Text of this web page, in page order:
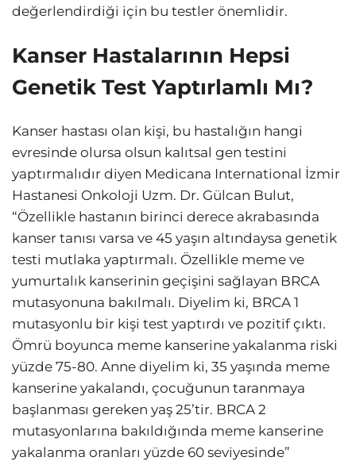
değerlendirdiği için bu testler önemlidir.
Kanser Hastalarının Hepsi
Genetik Test Yaptırlamlı Mı?
Kanser hastası olan kişi, bu hastalığın hangi
evresinde olursa olsun kalıtsal gen testini
yaptırmalıdır diyen Medicana International İzmir
Hastanesi Onkoloji Uzm. Dr. Gülcan Bulut,
“Özellikle hastanın birinci derece akrabasında
kanser tanısı varsa ve 45 yaşın altındaysa genetik
testi mutlaka yaptırmalı. Özellikle meme ve
yumurtalık kanserinin geçişini sağlayan BRCA
mutasyonuna bakılmalı. Diyelim ki, BRCA 1
mutasyonlu bir kişi test yaptırdı ve pozitif çıktı.
Ömrü boyunca meme kanserine yakalanma riski
yüzde 75-80. Anne diyelim ki, 35 yaşında meme
kanserine yakalandı, çocuğunun taranmaya
başlanması gereken yaş 25’tir. BRCA 2
mutasyonlarına bakıldığında meme kanserine
yakalanma oranları yüzde 60 seviyesinde”